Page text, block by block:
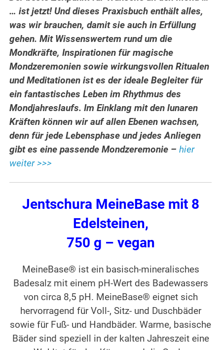
… ist jetzt! Und dieses Praxisbuch enthält alles,
was wir brauchen, damit sie auch in Erfüllung
gehen. Mit Wissenswertem rund um die
Mondkräfte, Inspirationen für magische
Mondzeremonien sowie wirkungsvollen Ritualen
und Meditationen ist es der ideale Begleiter für
ein fantastisches Leben im Rhythmus des
Mondjahreslaufs. Im Einklang mit den lunaren
Kräften können wir auf allen Ebenen wachsen,
denn für jede Lebensphase und jedes Anliegen
gibt es eine passende Mondzeremonie –hier
weiter >>>
Jentschura MeineBase mit 8
Edelsteinen,
750 g – vegan
MeineBase® ist ein basisch-mineralisches
Badesalz mit einem pH-Wert des Badewassers
von circa 8,5 pH. Meine­Base® eignet sich
hervorragend für Voll-, Sitz- und Duschbäder
sowie für Fuß- und Handbäder. Warme, basische
Bäder sind speziell in der kalten Jahreszeit eine